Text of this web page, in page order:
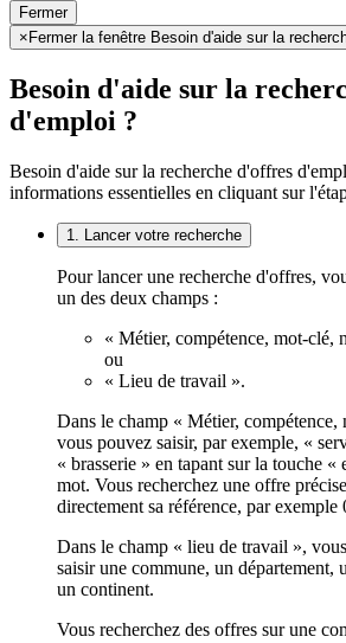
Fermer
× Fermer la fenêtre Besoin d'aide sur la
Besoin d'aide sur la
d'emploi ?
Besoin d'aide sur la recherche d'offres
informations essentielles en cliquant sur
1. Lancer votre recherche
Pour lancer une recherche d'offres,
un des deux champs :
« Métier, compétence, mot-clé,
ou
« Lieu de travail ».
Dans le champ « Métier, compétence,
vous pouvez saisir, par exemple, «
« brasserie » en tapant sur la touche «
mot. Vous recherchez une offre
directement sa référence, par
Dans le champ « lieu de travail »,
saisir une commune, un département,
un continent.
Vous recherchez des offres sur une